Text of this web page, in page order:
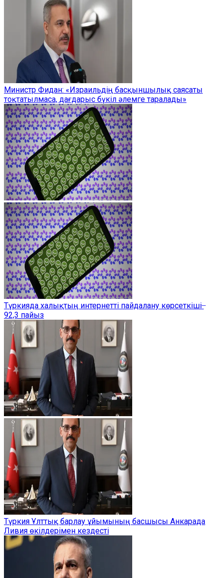
Министр Фидан: «Израильдің басқыншылық саясаты
тоқтатылмаса, дағдарыс бүкіл әлемге таралады»
Түркияда халықтың интернетті пайдалану көрсеткіші ̶
92,3 пайыз
Түркия Ұлттық барлау ұйымының басшысы Анкарада
Ливия өкілдерімен кездесті